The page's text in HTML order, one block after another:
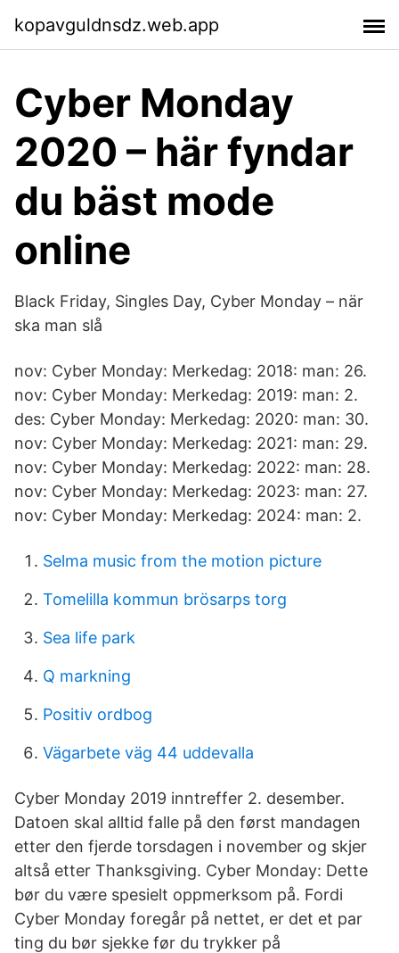
kopavguldnsdz.web.app
Cyber Monday
2020 – här fyndar
du bäst mode
online
Black Friday, Singles Day, Cyber Monday – när
ska man slå
nov: Cyber Monday: Merkedag: 2018: man: 26.
nov: Cyber Monday: Merkedag: 2019: man: 2.
des: Cyber Monday: Merkedag: 2020: man: 30.
nov: Cyber Monday: Merkedag: 2021: man: 29.
nov: Cyber Monday: Merkedag: 2022: man: 28.
nov: Cyber Monday: Merkedag: 2023: man: 27.
nov: Cyber Monday: Merkedag: 2024: man: 2.
Selma music from the motion picture
Tomelilla kommun brösarps torg
Sea life park
Q markning
Positiv ordbog
Vägarbete väg 44 uddevalla
Cyber Monday 2019 inntreffer 2. desember.
Datoen skal alltid falle på den først mandagen
etter den fjerde torsdagen i november og skjer
altså etter Thanksgiving. Cyber Monday: Dette
bør du være spesielt oppmerksom på. Fordi
Cyber Monday foregår på nettet, er det et par
ting du bør sjekke før du trykker på